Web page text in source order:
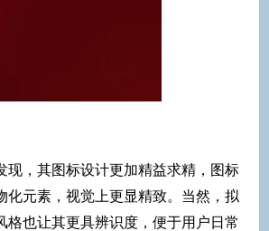
现，其图标设计更加精益求精，图标
化元素，视觉上更显精致。当然，拟
格也让其更具辨识度，便于用户日常